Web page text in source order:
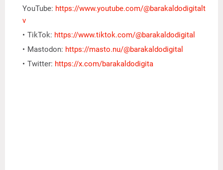
YouTube: https://www.youtube.com/@barakaldodigitalt
v
TikTok: https://www.tiktok.com/@barakaldodigital
Mastodon: https://masto.nu/@barakaldodigital
Twitter: https://x.com/barakaldodigita